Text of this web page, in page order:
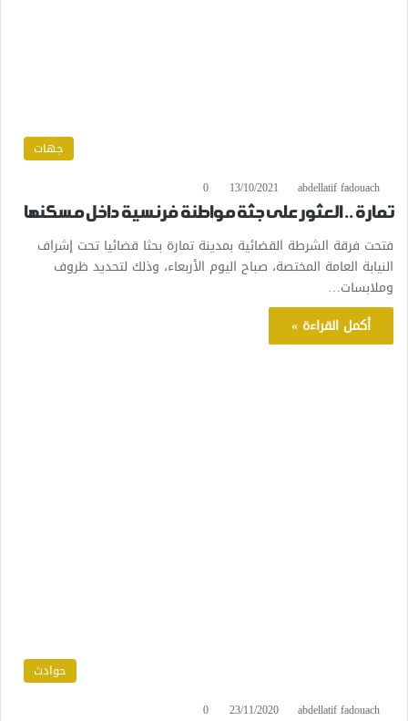
جهات
abdellatif fadouach
13/10/2021
0
تمارة .. العثور على جثة مواطنة فرنسية داخل مسكنها
فتحت فرقة الشرطة القضائية بمدينة تمارة بحثا قضائيا تحت إشراف
النيابة العامة المختصة، صباح اليوم الأربعاء، وذلك لتحديد ظروف
وملابسات…
أكمل القراءة »
حوادث
abdellatif fadouach
23/11/2020
0